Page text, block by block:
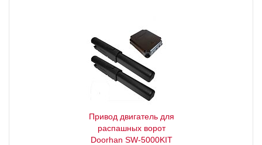
Привод двигатель для
распашных ворот
Doorhan SW-5000KIT